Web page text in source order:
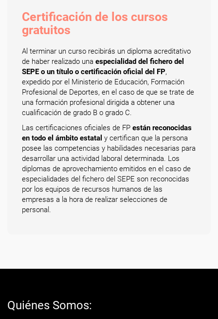
Certificación de los cursos
gratuitos
Al terminar un curso recibirás un diploma acreditativo
de haber realizado una especialidad del fichero del
SEPE o un título o certificación oficial del FP,
expedido por el Ministerio de Educación, Formación
Profesional de Deportes, en el caso de que se trate de
una formación profesional dirigida a obtener una
cualificación de grado B o grado C.
Las certificaciones oficiales de FP están reconocidas
en todo el ámbito estatal y certifican que la persona
posee las competencias y habilidades necesarias para
desarrollar una actividad laboral determinada. Los
diplomas de aprovechamiento emitidos en el caso de
especialidades del fichero del SEPE son reconocidas
por los equipos de recursos humanos de las
empresas a la hora de realizar selecciones de
personal.
Quiénes Somos: